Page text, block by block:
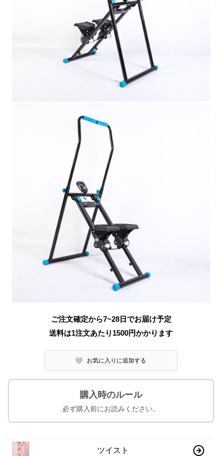
ご注文確定から7~28日でお届け予定
送料は1注文あたり 1500円かかります
お気に入りに追加する
購入時のルール
必ず購入前にお読みください。
ツイスト